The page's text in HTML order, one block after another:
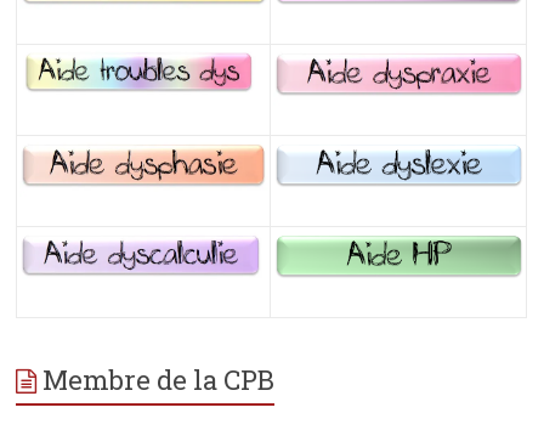
Membre de la CPB